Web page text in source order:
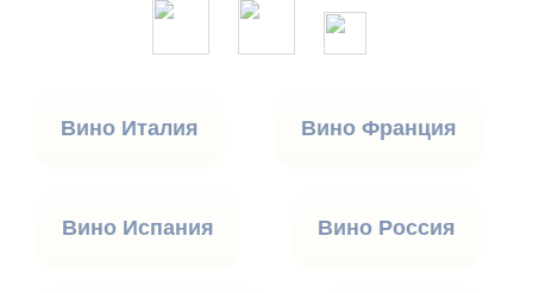
Вино Италия Вино Франция
Вино Испания Вино Россия